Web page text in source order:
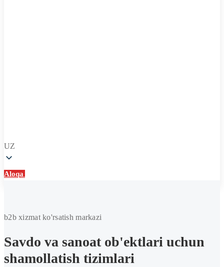
UZ
Aloqa
b2b xizmat ko'rsatish markazi
Savdo va sanoat ob'ektlari uchun
shamollatish tizimlari